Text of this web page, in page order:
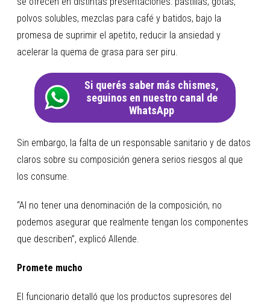
polvos solubles, mezclas para café y batidos, bajo la
promesa de suprimir el apetito, reducir la ansiedad y
acelerar la quema de grasa para ser piru.
Si querés saber más chismes,
seguinos en nuestro canal de
WhatsApp
Sin embargo, la falta de un responsable sanitario y de datos
claros sobre su composición genera serios riesgos al que
los consume.
“Al no tener una denominación de la composición, no
podemos asegurar que realmente tengan los componentes
que describen”, explicó Allende.
Promete mucho
El funcionario detalló que los productos supresores del